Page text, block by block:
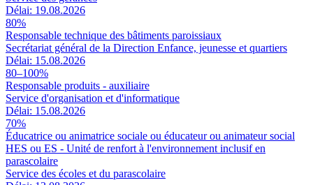
Délai: 19.08.2026
80%
Responsable technique des bâtiments paroissiaux
Secrétariat général de la Direction Enfance, jeunesse et quartiers
Délai: 15.08.2026
80–100%
Responsable produits - auxiliaire
Service d'organisation et d'informatique
Délai: 15.08.2026
70%
Éducatrice ou animatrice sociale ou éducateur ou animateur social
HES ou ES - Unité de renfort à l'environnement inclusif en
parascolaire
Service des écoles et du parascolaire